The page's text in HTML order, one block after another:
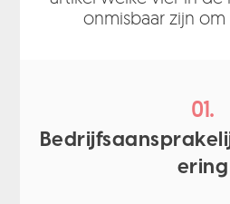
onmisbaar zijn om
01.
ering